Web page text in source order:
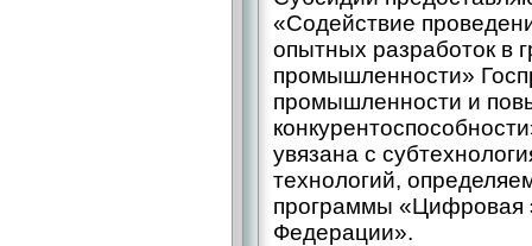
«Содействие
опытных разработок в
промышленности»
промышленности и
увязана с
технологий,
программы «Цифровая
Федерации».